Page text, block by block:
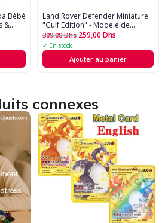
Bébé
&
Land Rover Defender Miniature
"Gulf Edition" - Modèle de
Collection - Portes Ouvrantes,
son et lumière
309,00Dhs 259,00 Dhs
✓ En stock
Ajouter au panier
connexes